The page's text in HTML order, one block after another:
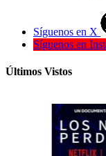
Síguenos en X
Síguenos en
Últimos Vistos